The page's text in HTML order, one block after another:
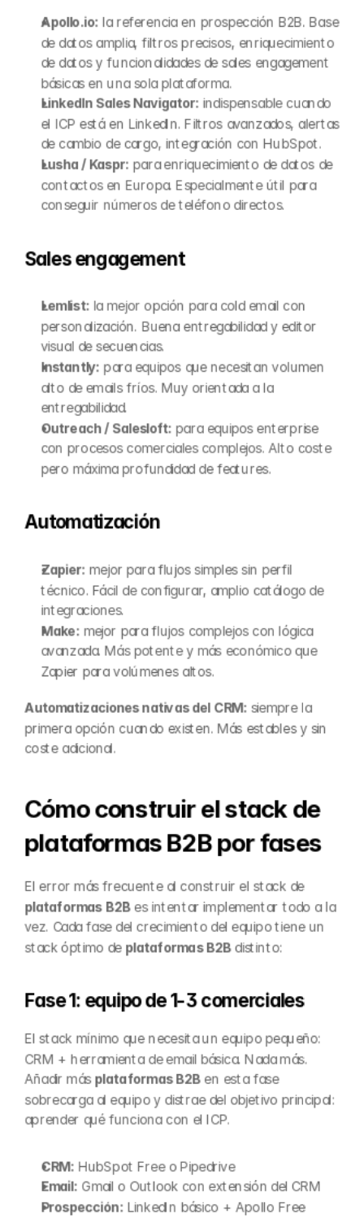
Apollo.io: la referencia en prospección B2B. Base
de datos amplia, filtros precisos, enriquecimiento
de datos y funcionalidades de sales engagement
básicas en una sola plataforma.
LinkedIn Sales Navigator: indispensable cuando
el ICP está en LinkedIn. Filtros avanzados, alertas
de cambio de cargo, integración con HubSpot.
Lusha / Kaspr: para enriquecimiento de datos de
contactos en Europa. Especialmente útil para
conseguir números de teléfono directos.
Sales engagement
Lemlist: la mejor opción para cold email con
personalización. Buena entregabilidad y editor
visual de secuencias.
Instantly: para equipos que necesitan volumen
alto de emails fríos. Muy orientada a la
entregabilidad.
Outreach / Salesloft: para equipos enterprise
con procesos comerciales complejos. Alto coste
pero máxima profundidad de features.
Automatización
Zapier: mejor para flujos simples sin perfil
técnico. Fácil de configurar, amplio catálogo de
integraciones.
Make: mejor para flujos complejos con lógica
avanzada. Más potente y más económico que
Zapier para volúmenes altos.
Automatizaciones nativas del CRM: siempre la
primera opción cuando existen. Más estables y sin
coste adicional.
Cómo construir el stack de
plataformas B2B por fases
El error más frecuente al construir el stack de
plataformas B2B es intentar implementar todo a la
vez. Cada fase del crecimiento del equipo tiene un
stack óptimo de plataformas B2B distinto:
Fase 1: equipo de 1-3 comerciales
El stack mínimo que necesita un equipo pequeño:
CRM + herramienta de email básica. Nada más.
Añadir más plataformas B2B en esta fase
sobrecarga al equipo y distrae del objetivo principal:
aprender qué funciona con el ICP.
CRM: HubSpot Free o Pipedrive
Email: Gmail o Outlook con extensión del CRM
Prospección: LinkedIn básico + Apollo Free